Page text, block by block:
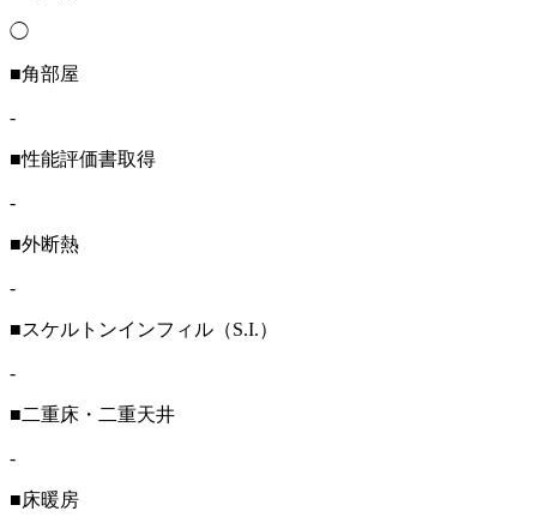
◯
■角部屋
-
■性能評価書取得
-
■外断熱
-
■スケルトンインフィル（S.I.）
-
■二重床・二重天井
-
■床暖房